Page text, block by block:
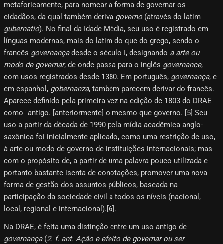
metaforicamente, para nomear a forma de governar os
cidadãos, da qual também deriva governo (através do latim
gubernatio). No final da Idade Média, seu uso é registrado em
línguas modernas, mais do latim do que do grego, sendo o
francês governançadesde o século I, designando a arte ou
modo de governar; de onde passa para o inglês governance,
com usos registrados desde 1380. Em português, governança, e
em espanhol, gobernanza, também parecem derivar do francês.
Aparece definido pela primeira vez na edição de 1803 do DRAE
como "antigo. [anteriormente] o mesmo que governo."[5]​ Seu
uso a partir da década de 1990 pela mídia acadêmica anglo-
saxônica foi inicialmente aplicado, como uma restrição de uso,
à arte ou modo de governo de instituições internacionais; mas
com o propósito de, a partir de uma palavra pouco utilizada e
portanto bastante isenta de conotações, promover uma nova
forma de gestão dos assuntos públicos, baseada na
participação da sociedade civil a todos os níveis (nacional,
local, regional e internacional).[6]​.
Na DRAE, é feita uma distinção entre um uso antigo de
governança(2. f. ant. Ação e efeito de governar ou ser